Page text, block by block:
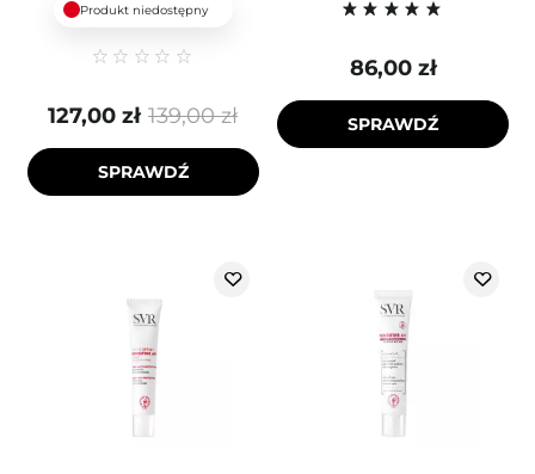
Produkt niedostępny
139,00 zł
127,00 zł
SPRAWDŹ
86,00 zł
SPRAWDŹ